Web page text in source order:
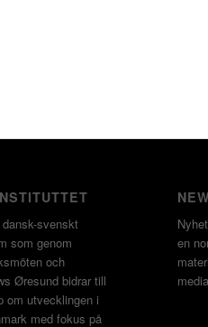
svenskt
som genom
och
Øresund bidrar till
om utvecklingen i
med fokus på
en